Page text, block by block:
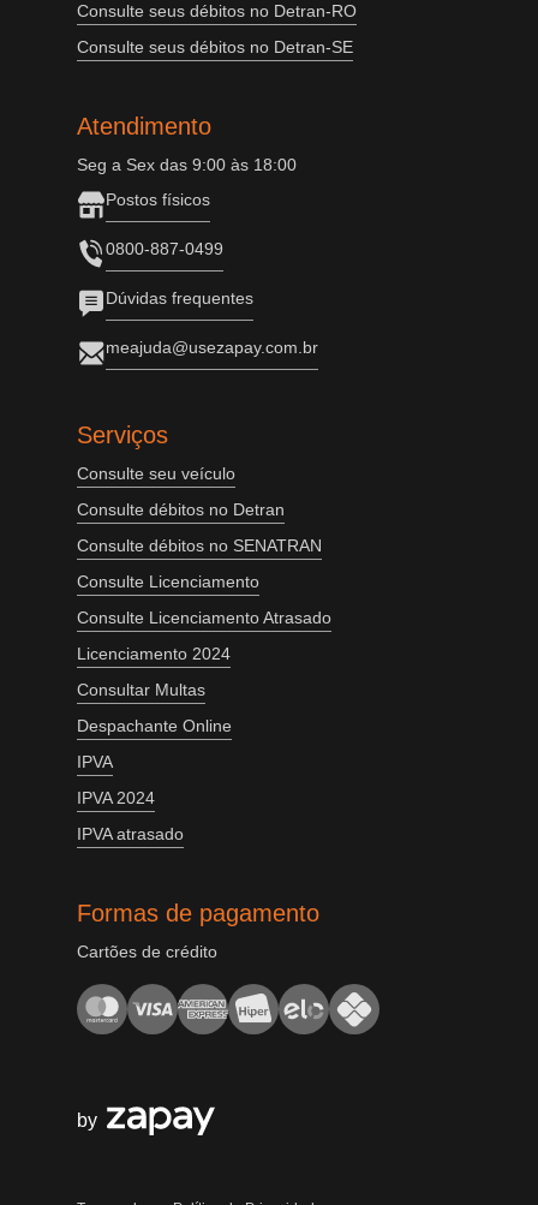
Consulte seus débitos no Detran-RO
Consulte seus débitos no Detran-SE
Atendimento
Seg a Sex das 9:00 às 18:00
Postos físicos
0800-887-0499
Dúvidas frequentes
meajuda@usezapay.com.br
Serviços
Consulte seu veículo
Consulte débitos no Detran
Consulte débitos no SENATRAN
Consulte Licenciamento
Consulte Licenciamento Atrasado
Licenciamento 2024
Consultar Multas
Despachante Online
IPVA
IPVA 2024
IPVA atrasado
Formas de pagamento
Cartões de crédito
by